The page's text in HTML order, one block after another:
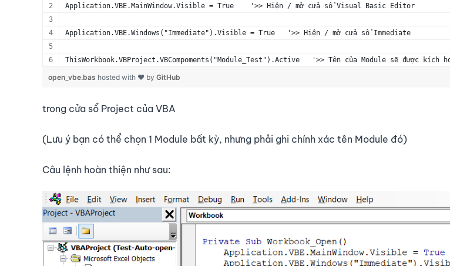
Application.VBE.MainWindow.Visible = True    '>> Hiện / mở cửa sổ Visual Basic Editor
Application.VBE.Windows("Immediate").Visible = True   '>> Hiện / mở cửa sổ Immediate
ThisWorkbook.VBProject.VBCompoments("Module_Test").Active   '>> Tên của Module sẽ được kích
open_vbe.bas hosted with ❤ by GitHub
trong cửa sổ Project của VBA
(Lưu ý bạn có thể chọn 1 Module bất kỳ, nhưng phải ghi chính xác tên Module đó)
Câu lệnh hoàn thiện như sau: